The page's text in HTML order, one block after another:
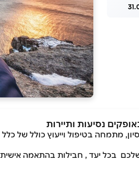
בע"מ, מובילה מעל 46 שנים של ניסיון, מתמחה
בכל יעד , חבילות בהתאמה